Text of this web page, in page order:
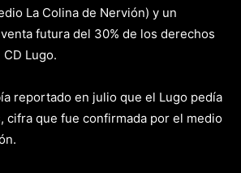
La Colina de Nervión) y un
futura del 30% de los derechos
Lugo.
reportado en julio que el Lugo pedía
cifra que fue confirmada por el medio